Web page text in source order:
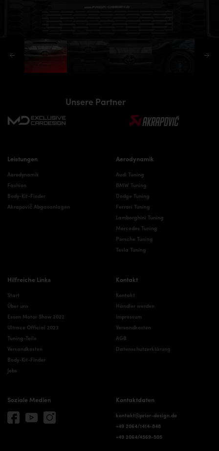
Unsere Partner
Leistungen
Aerodynamik
Fashion
Body-Kit-Finder
Akrapovič Abgasanlagen
Aerodynamik
Audi Tuning
BMW Tuning
Dodge Tuning
Ferrari Tuning
Lamborghini Tuning
Mercedes Tuning
Porsche Tuning
Tesla Tuning
Hilfreiche Links
Start
Über uns
Essen Motor Show 2022
Ultrace Official 2023
Tuning-Teile
Versandkosten
Body-Kit-Finder
Jobs
Kontakt
Kontakt
Händler werden
Impressum
Versandkosten
AGB
Datenschutzerklärung
Soziale Medien Kontaktdaten
kontakt@prior-design.de
+49 2064/1414-848
+49 2064/4569-505